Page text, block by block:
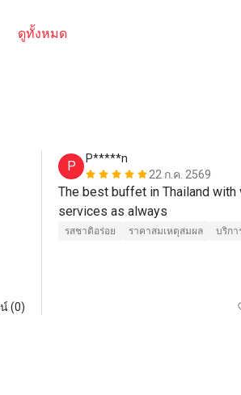
ดูทั้งหมด
(0)
P
P*****n
22 ก.ค. 2569
The best buffet in Thailand with
รสชาติอร่อย ราคาสมเหตุสมผล บริกา